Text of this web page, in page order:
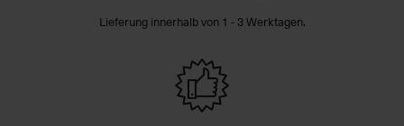
Lieferung innerhalb von 1 - 3 Werktagen.